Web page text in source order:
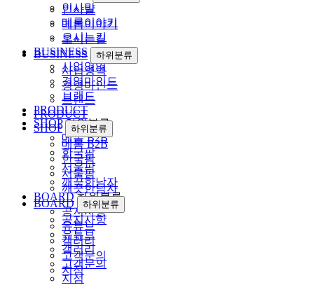
인사말
메롬이야기
오시는길
BUSINESS 하위분류
사업영역
경영마인드
브랜드
PRODUCT
SHOP 하위분류
메롬 B2B
한국팜
서울팜
깨끗한남자
BOARD 하위분류
공지사항
유튜브
갤러리
고객문의
지점
인사말
메롬이야기
오시는길
BUSINESS
하위분류
사업영역
경영마인드
브랜드
PRODUCT
SHOP
하위분류
메롬 B2B
한국팜
서울팜
깨끗한남자
BOARD
하위분류
공지사항
유튜브
갤러리
고객문의
지점